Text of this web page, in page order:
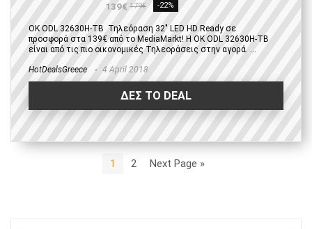
139€ 179€ -22%
OK ODL 32630H-TB Τηλεόραση 32" LED HD Ready σε
προσφορά στα 139€ από το MediaMarkt! H OK ODL 32630H-TB
είναι από τις πιο οικονομικές Τηλεοράσεις στην αγορά. ...
HotDealsGreece 4 April 2018
ΔΕΣ ΤΟ DEAL
1 2 Next Page »